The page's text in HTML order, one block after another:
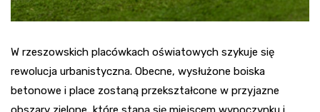
W rzeszowskich placówkach oświatowych szykuje się
rewolucja urbanistyczna. Obecne, wysłużone boiska
betonowe i place zostaną przekształcone w przyjazne